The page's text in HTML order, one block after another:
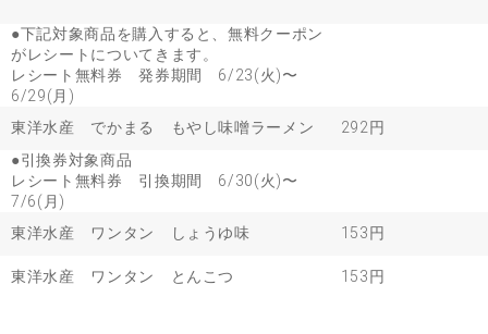
●下記対象商品を購入すると、無料クーポン
がレシートについてきます。
レシート無料券 発券期間 6/23(火)〜
6/29(月)
東洋水産 でかまる もやし味噌ラーメン
292円
●引換券対象商品
レシート無料券 引換期間 6/30(火)〜
7/6(月)
東洋水産 ワンタン しょうゆ味
153円
東洋水産 ワンタン とんこつ 153円